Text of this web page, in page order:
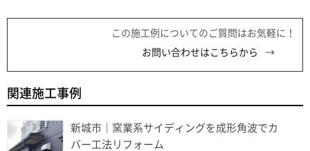
この施工例についてのご質問はお気軽に！
お問い合わせはこちらから
関連施工事例
新城市｜窯業系サイディングを成形角波でカ
バー工法リフォーム